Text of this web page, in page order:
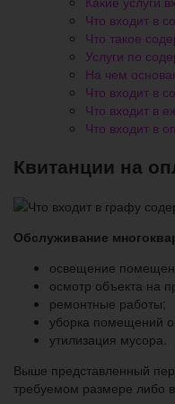
Что входит в
Что такое
Услуги по
На чем
Что входит в
Что входит в
Что входит в
Квитанции на
Обслуживание
освещение
осмотр объекта на
ремонтные работы;
уборка помещений
утилизация мусора.
Выше представленный
требуемом размере либо